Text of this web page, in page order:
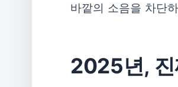
바깥의 소음을 차단
2025년, 진